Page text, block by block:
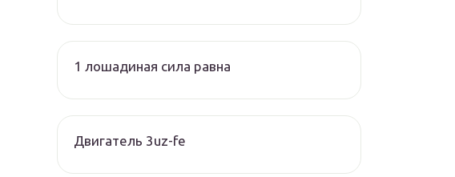
1 лошадиная сила равна
Двигатель 3uz-fe